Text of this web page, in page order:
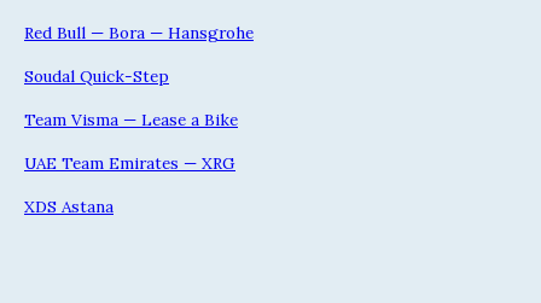
Red Bull — Bora — Hansgrohe
Soudal Quick-Step
Team Visma — Lease a Bike
UAE Team Emirates — XRG
XDS Astana